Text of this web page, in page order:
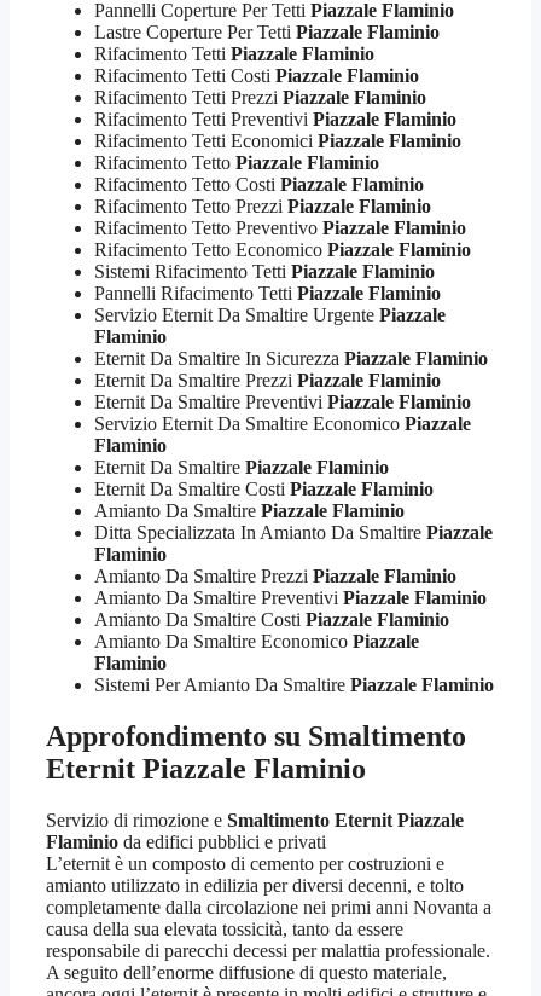
Pannelli Coperture Per Tetti Piazzale Flaminio
Lastre Coperture Per Tetti Piazzale Flaminio
Rifacimento Tetti Piazzale Flaminio
Rifacimento Tetti Costi Piazzale Flaminio
Rifacimento Tetti Prezzi Piazzale Flaminio
Rifacimento Tetti Preventivi Piazzale Flaminio
Rifacimento Tetti Economici Piazzale Flaminio
Rifacimento Tetto Piazzale Flaminio
Rifacimento Tetto Costi Piazzale Flaminio
Rifacimento Tetto Prezzi Piazzale Flaminio
Rifacimento Tetto Preventivo Piazzale Flaminio
Rifacimento Tetto Economico Piazzale Flaminio
Sistemi Rifacimento Tetti Piazzale Flaminio
Pannelli Rifacimento Tetti Piazzale Flaminio
Servizio Eternit Da Smaltire Urgente Piazzale
Flaminio
Eternit Da Smaltire In Sicurezza Piazzale Flaminio
Eternit Da Smaltire Prezzi Piazzale Flaminio
Eternit Da Smaltire Preventivi Piazzale Flaminio
Servizio Eternit Da Smaltire Economico Piazzale
Flaminio
Eternit Da Smaltire Piazzale Flaminio
Eternit Da Smaltire Costi Piazzale Flaminio
Amianto Da Smaltire Piazzale Flaminio
Ditta Specializzata In Amianto Da Smaltire Piazzale
Flaminio
Amianto Da Smaltire Prezzi Piazzale Flaminio
Amianto Da Smaltire Preventivi Piazzale Flaminio
Amianto Da Smaltire Costi Piazzale Flaminio
Amianto Da Smaltire Economico Piazzale
Flaminio
Sistemi Per Amianto Da Smaltire Piazzale Flaminio
Approfondimento su Smaltimento
Eternit Piazzale Flaminio
Servizio di rimozione e Smaltimento Eternit Piazzale
Flaminio da edifici pubblici e privati
L’eternit è un composto di cemento per costruzioni e
amianto utilizzato in edilizia per diversi decenni, e tolto
completamente dalla circolazione nei primi anni Novanta a
causa della sua elevata tossicità, tanto da essere
responsabile di parecchi decessi per malattia professionale.
A seguito dell’enorme diffusione di questo materiale,